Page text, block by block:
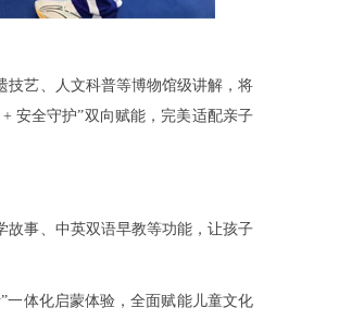
技艺、人文科普等博物馆级讲解，将
安全守护”双向赋能，完美适配亲子
故事、中英双语早教等功能，让孩子
一体化启蒙体验，全面赋能儿童文化